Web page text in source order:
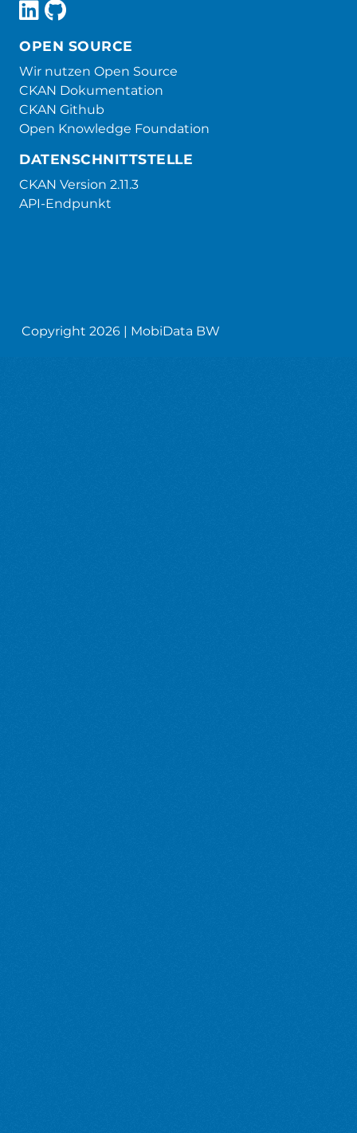
OPEN SOURCE
Wir nutzen Open Source
CKAN Dokumentation
CKAN Github
Open Knowledge Foundation
DATENSCHNITTSTELLE
CKAN Version 2.11.3
API-Endpunkt
Copyright 2026 | MobiData BW